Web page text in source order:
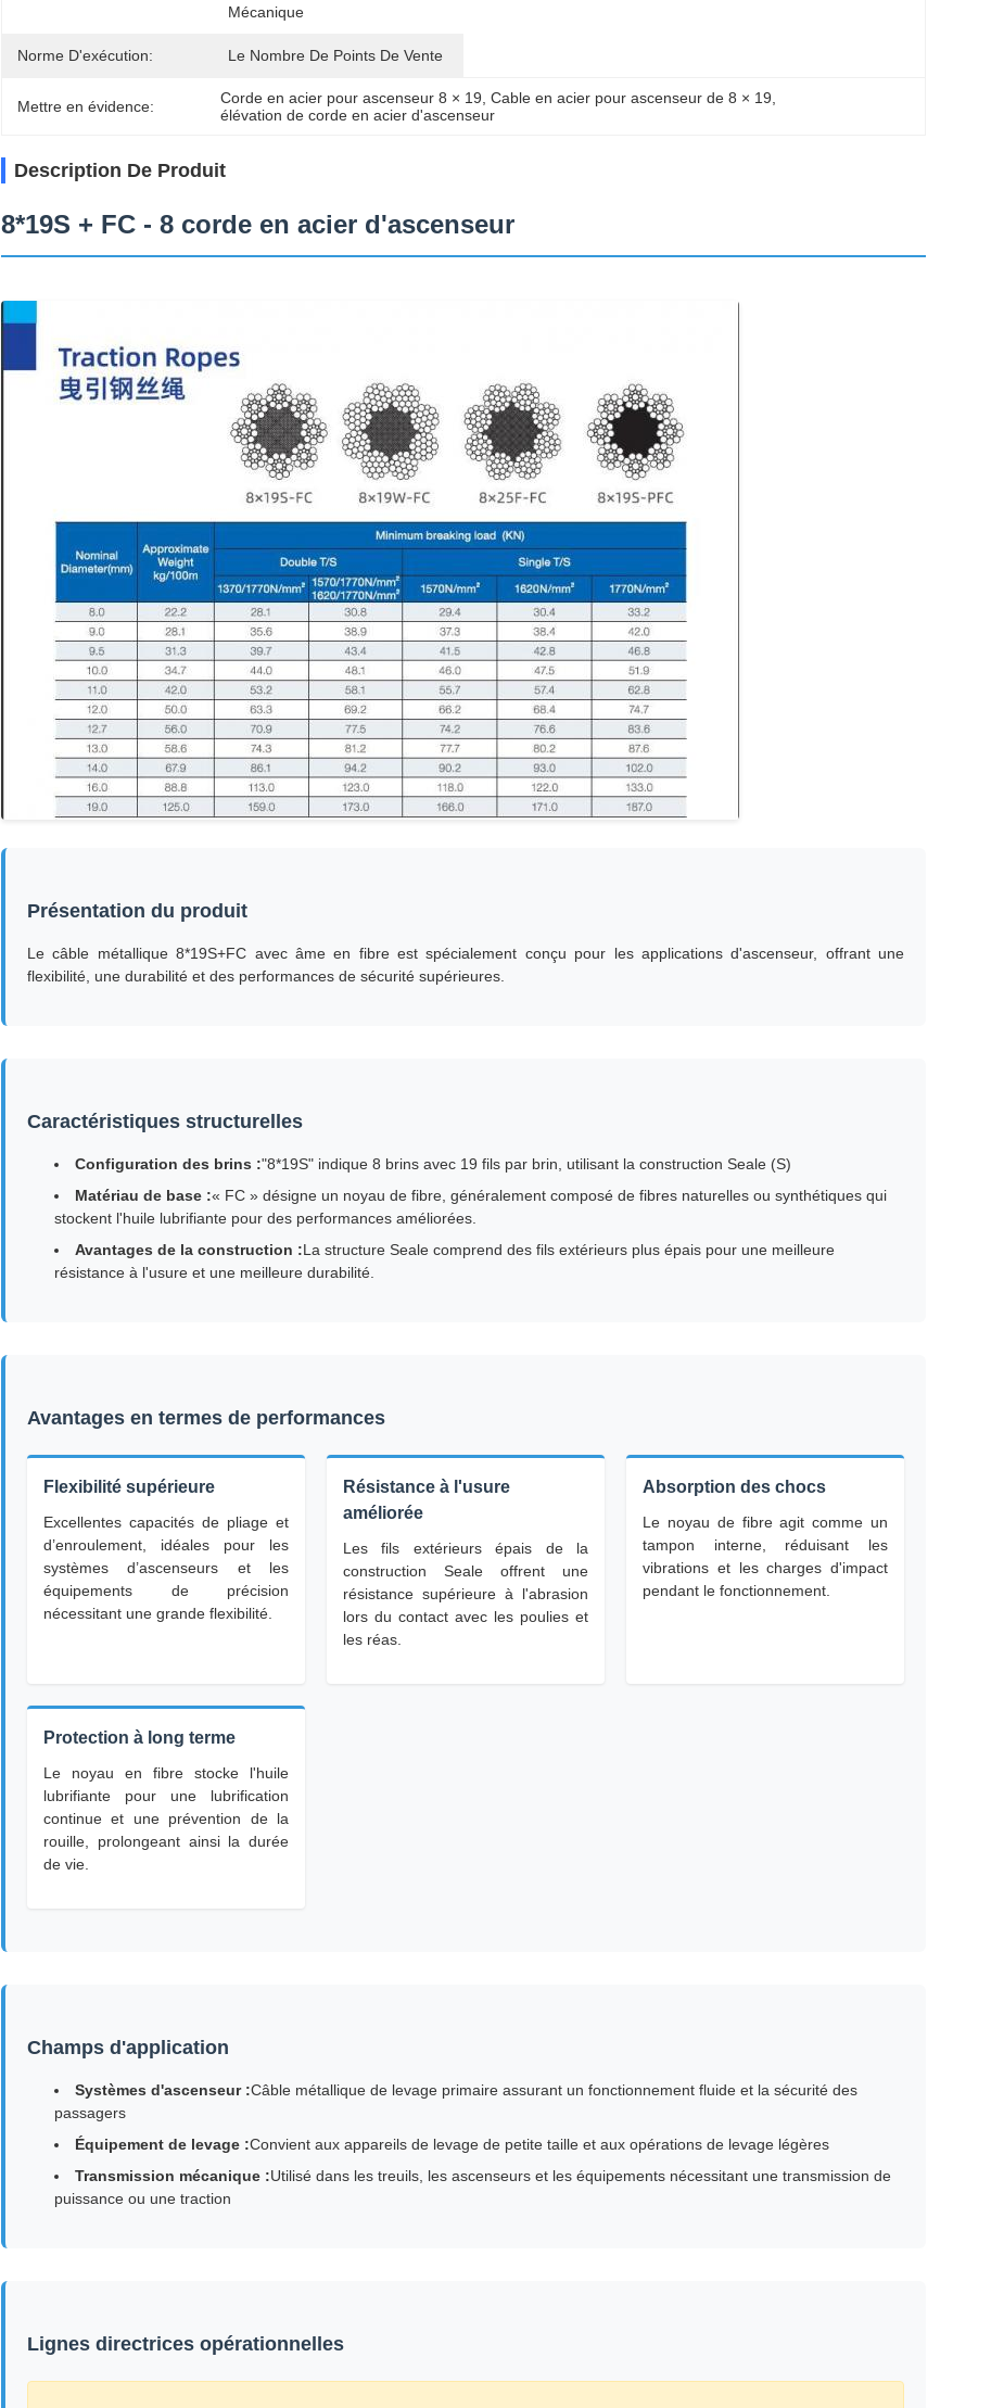
Mécanique
Norme D'exécution: Le Nombre De Points De Vente
Mettre en évidence: Corde en acier pour ascenseur 8 × 19 , Cable en acier pour ascenseur de 8 × 19
élévation de corde en acier d'ascenseur
Description De Produit
8*19S + FC - 8 corde en acier d'ascenseur
Présentation du produit
Le câble métallique 8*19S+FC avec âme en fibre est spécialement conçu pour les applications d'ascenseur, offrant une
flexibilité, une durabilité et des performances de sécurité supérieures.
Caractéristiques structurelles
Configuration des brins :"8*19S" indique 8 brins avec 19 fils par brin, utilisant la construction Seale (S)
Matériau de base :« FC » désigne un noyau de fibre, généralement composé de fibres naturelles ou synthétiques qui
stockent l'huile lubrifiante pour des performances améliorées.
Avantages de la construction :La structure Seale comprend des fils extérieurs plus épais pour une meilleure
résistance à l'usure et une meilleure durabilité.
Avantages en termes de performances
Flexibilité supérieure
Excellentes capacités de pliage et
d’enroulement, idéales pour les
systèmes d’ascenseurs et les
équipements de précision
nécessitant une grande flexibilité.
Résistance à l'usure
améliorée
Les fils extérieurs épais de la
construction Seale offrent une
résistance supérieure à l'abrasion
lors du contact avec les poulies et
les réas.
Absorption des chocs
Le noyau de fibre agit comme un
tampon interne, réduisant les
vibrations et les charges d'impact
pendant le fonctionnement.
Protection à long terme
Le noyau en fibre stocke l'huile
lubrifiante pour une lubrification
continue et une prévention de la
rouille, prolongeant ainsi la durée
de vie.
Champs d'application
Systèmes d'ascenseur :Câble métallique de levage primaire assurant un fonctionnement fluide et la sécurité des
passagers
Équipement de levage :Convient aux appareils de levage de petite taille et aux opérations de levage légères
Transmission mécanique :Utilisé dans les treuils, les ascenseurs et les équipements nécessitant une transmission de
puissance ou une traction
Lignes directrices opérationnelles